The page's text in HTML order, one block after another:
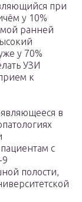
при
у 10%
ранней
у 70%
УЗИ
к
в
с
9
полости,